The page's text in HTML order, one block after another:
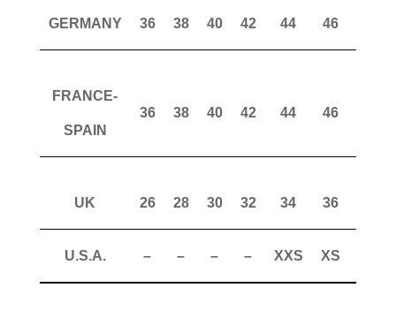
GERMANY 36 38 40 42 44 46
FRANCE-
SPAIN
36 38 40 42 44 46
UK 26 28 30 32 34 36
U.S.A. – – – – XXS XS